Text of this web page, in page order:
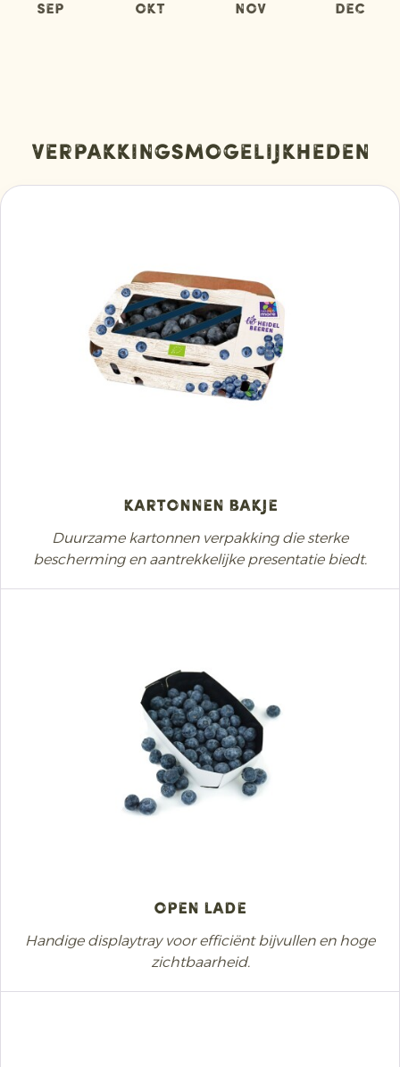
Sep Okt Nov Dec
Verpakkingsmogelijkheden
Kartonnen bakje
Duurzame kartonnen verpakking die sterke
bescherming en aantrekkelijke presentatie biedt.
Open lade
Handige displaytray voor efficiënt bijvullen en hoge
zichtbaarheid.